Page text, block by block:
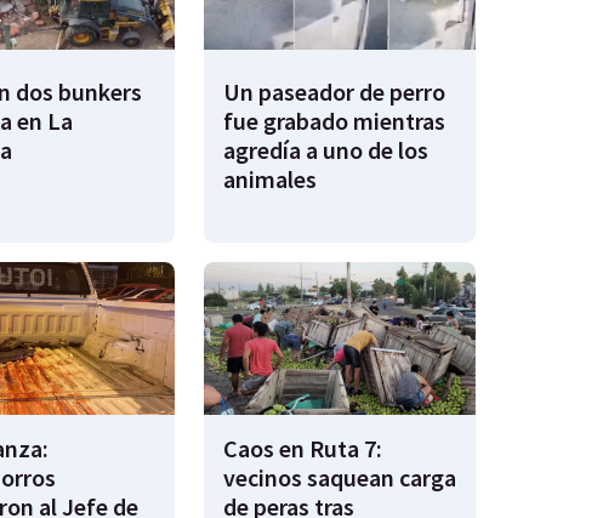
dos bunkers
en La
Un paseador de perro
fue grabado mientras
agredía a uno de los
animales
al Jefe de
Caos en Ruta 7:
vecinos saquean carga
de peras tras